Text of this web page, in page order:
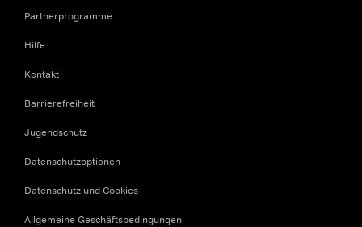
Partnerprogramme
Hilfe
Kontakt
Barrierefreiheit
Jugendschutz
Datenschutzoptionen
Datenschutz und Cookies
Allgemeine Geschäftsbedingungen